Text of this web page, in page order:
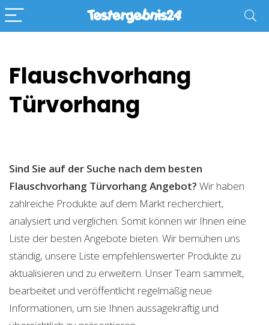
Flauschvorhang
Türvorhang
Sind Sie auf der Suche nach dem besten
Flauschvorhang Türvorhang Angebot? Wir haben
zahlreiche Produkte auf dem Markt recherchiert,
analysiert und verglichen. Somit können wir Ihnen eine
Liste der besten Angebote bieten. Wir bemühen uns
ständig, unsere Liste empfehlenswerter Produkte zu
aktualisieren und zu erweitern. Unser Team sammelt,
bearbeitet und veröffentlicht regelmäßig neue
Informationen, um sie Ihnen aussagekräftig und